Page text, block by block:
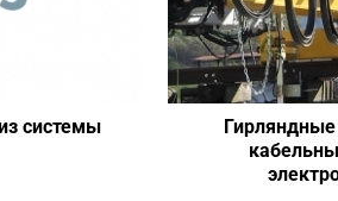
системы